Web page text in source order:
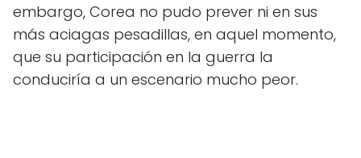
embargo, Corea no pudo prever ni en sus
más aciagas pesadillas, en aquel momento,
que su participación en la guerra la
conduciría a un escenario mucho peor.